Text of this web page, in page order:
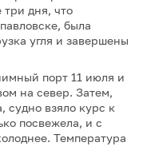
три дня, что
была
угля и завершены
порт 11 июля и
на север. Затем,
судно взяло курс к
посвежела, и с
Температура